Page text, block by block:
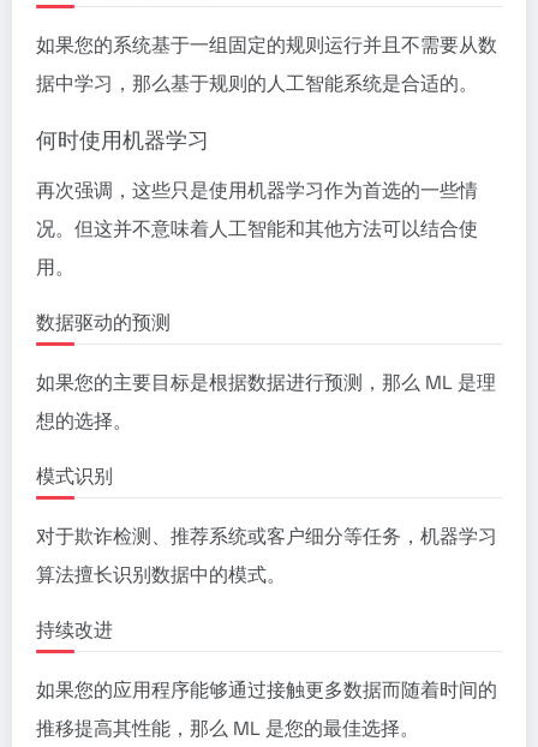
如果您的系统基于一组固定的规则运行并且不需要从数
据中学习，那么基于规则的人工智能系统是合适的。
何时使用机器学习
再次强调，这些只是使用机器学习作为首选的一些情
况。但这并不意味着人工智能和其他方法可以结合使
用。
数据驱动的预测
如果您的主要目标是根据数据进行预测，那么 ML 是理
想的选择。
模式识别
对于欺诈检测、推荐系统或客户细分等任务，机器学习
算法擅长识别数据中的模式。
持续改进
如果您的应用程序能够通过接触更多数据而随着时​​间的
推移提高其性能，那么 ML 是您的最佳选择。